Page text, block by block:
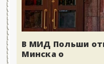
В МИД Польши
Минска о